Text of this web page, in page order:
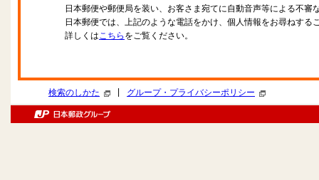
日本郵便や郵便局を装い、お客さま宛てに自動音声等による不審
日本郵便では、上記のような電話をかけ、個人情報をお尋ねする
詳しくはこちら をご覧ください。
検索のしかた グループ・プライバシーポリシー